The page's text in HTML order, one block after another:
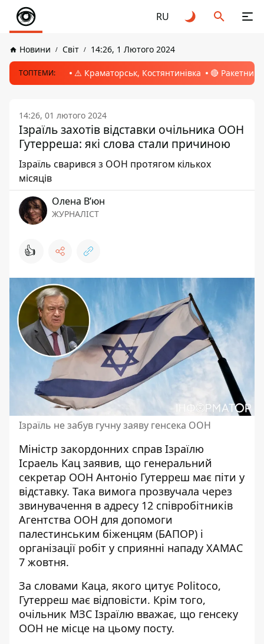
RU
Новини Світ 14:26, 1 Лютого 2024
ТОПТЕМИ: ⚠️ Краматорськ, Костянтинівка 🔴 Ракетний
14:26, 01 лютого 2024
Ізраїль захотів відставки очільника ООН
Гутерреша: які слова стали причиною
Ізраїль сварився з ООН протягом кількох
місяців
Олена Вʼюн
ЖУРНАЛІСТ
👍
Ізраїль не забув гучну заяву генсека ООН
Міністр закордонних справ Ізраїлю
Ісраель Кац заявив, що генеральний
секретар ООН Антоніо Гутерреш має піти у
відставку. Така вимога прозвучала через
звинувачення в адресу 12 співробітників
Агентства ООН для допомоги
палестинським біженцям (БАПОР) і
організації робіт у сприянні нападу ХАМАС
7 жовтня.
За словами Каца, якого цитує Politoco,
Гутерреш має відповісти. Крім того,
очільник МЗС Ізраїлю вважає, що генсеку
ООН не місце на цьому посту.